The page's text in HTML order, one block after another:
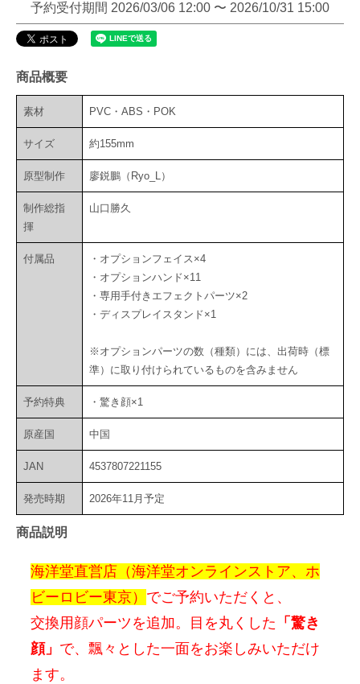
予約受付期間 2026/03/06 12:00 〜 2026/10/31 15:00
商品概要
素材 PVC・ABS・POK
サイズ 約155mm
原型制作 廖鋭鵬（Ryo_L）
制作総指
揮
山口勝久
付属品
・オプションフェイス×4
・オプションハンド×11
・専用手付きエフェクトパーツ×2
・ディスプレイスタンド×1
※オプションパーツの数（種類）には、出荷時（標
準）に取り付けられているものを含みません
予約特典 ・驚き顔×1
原産国 中国
JAN 4537807221155
発売時期 2026年11月予定
商品説明
海洋堂直営店（海洋堂オンラインストア、ホ
ビーロビー東京） でご予約いただくと、
交換用顔パーツを追加。目を丸くした 「驚き
顔」 で、飄々とした一面をお楽しみいただけ
ます。